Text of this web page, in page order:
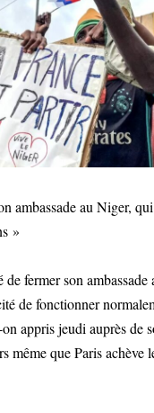
ambassade au Niger,
»
de fermer son
de fonctionner
appris jeudi auprès de
même que Paris achève